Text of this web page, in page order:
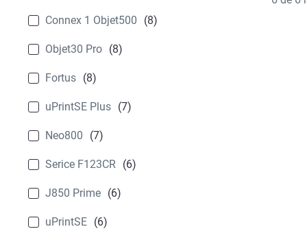
Connex 1 Objet500 (8)
Objet30 Pro (8)
Fortus (8)
uPrintSE Plus (7)
Neo800 (7)
Serice F123CR (6)
J850 Prime (6)
uPrintSE (6)